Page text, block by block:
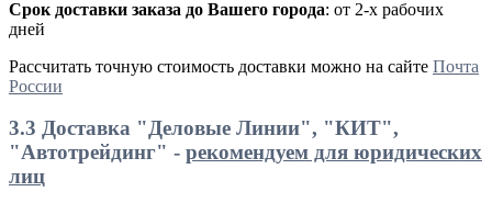
Срок доставки заказа до Вашего города: от 2-х рабочих
дней
Рассчитать точную стоимость доставки можно на сайте Почта
России
3.3 Доставка "Деловые Линии", "КИТ",
"Автотрейдинг" - рекомендуем для юридических
лиц